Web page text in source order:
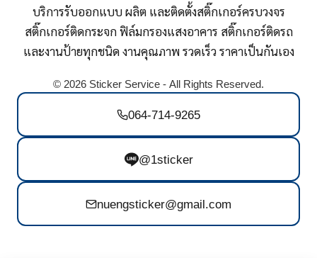
บริการรับออกแบบ ผลิต และติดตั้งสติ๊กเกอร์ครบวงจร
สติ๊กเกอร์ติดกระจก ฟิล์มกรองแสงอาคาร สติ๊กเกอร์ติดรถ
และงานป้ายทุกชนิด งานคุณภาพ รวดเร็ว ราคาเป็นกันเอง
© 2026 Sticker Service - All Rights Reserved.
064-714-9265
@1sticker
nuengsticker@gmail.com